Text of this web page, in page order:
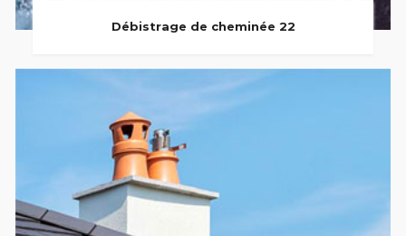
Débistrage de cheminée 22